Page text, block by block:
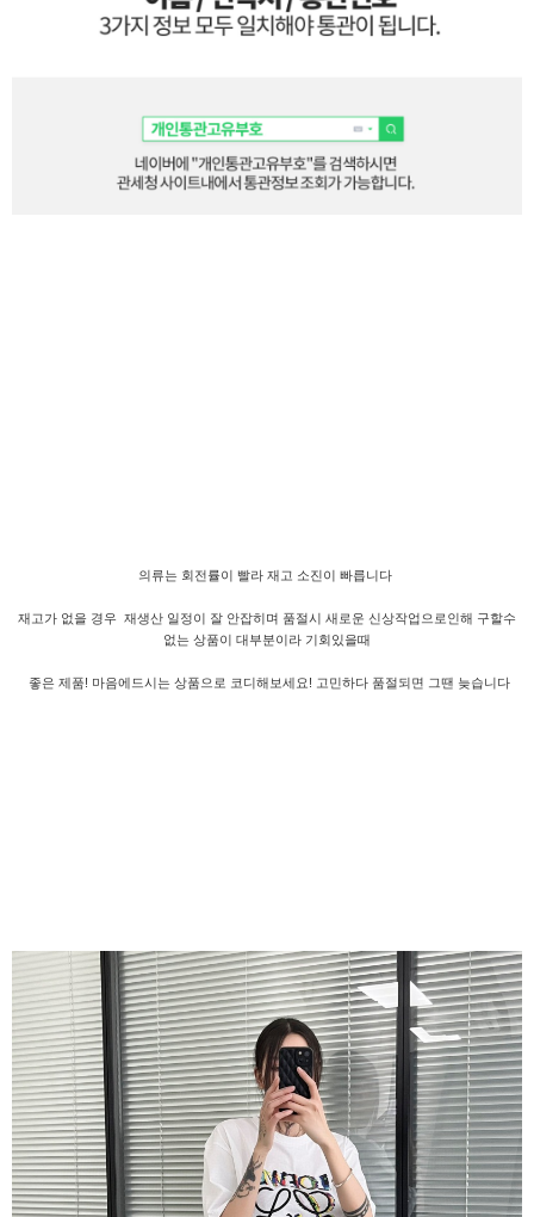
의류는 회전률이 빨라 재고 소진이 빠릅니다
재고가 없을 경우 재생산 일정이 잘 안잡히며 품절시 새로운 신상작업으로인해 구할수
없는 상품이 대부분이라 기회있을때
좋은 제품! 마음에드시는 상품으로 코디해보세요! 고민하다 품절되면 그땐 늦습니다